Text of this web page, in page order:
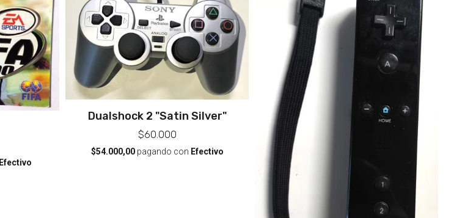
Efectivo
Dualshock 2 "Satin Silver"
$60.000
$54.000,00pagando con Efectivo